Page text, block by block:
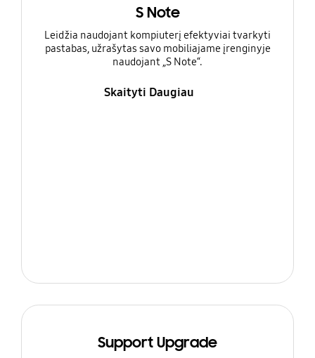
S Note
Leidžia naudojant kompiuterį efektyviai tvarkyti
pastabas, užrašytas savo mobiliajame įrenginyje
naudojant „S Note“.
Skaityti Daugiau
Support Upgrade